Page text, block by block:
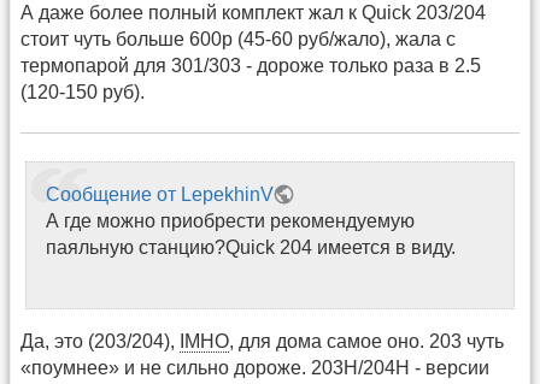
А даже более полный комплект жал к Quick 203/204
стоит чуть больше 600р (45-60 руб/жало), жала с
термопарой для 301/303 - дороже только раза в 2.5
(120-150 руб).
Сообщение от LepekhinV
А где можно приобрести рекомендуемую
паяльную станцию?Quick 204 имеется в виду.
Да, это (203/204), IMHO, для дома самое оно. 203 чуть
«поумнее» и не сильно дороже. 203H/204Н - версии